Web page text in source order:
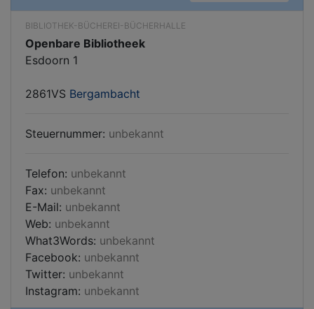
BIBLIOTHEK-BÜCHEREI-BÜCHERHALLE
Openbare Bibliotheek
Esdoorn 1
2861VS Bergambacht
Steuernummer: unbekannt
Telefon: unbekannt
Fax: unbekannt
E-Mail: unbekannt
Web: unbekannt
What3Words: unbekannt
Facebook: unbekannt
Twitter: unbekannt
Instagram: unbekannt